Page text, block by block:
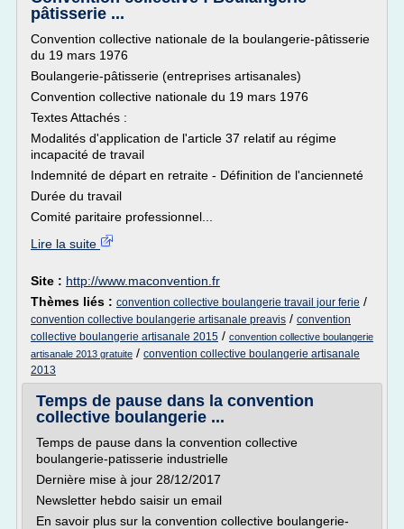
pâtisserie ...
Convention collective nationale de la boulangerie-pâtisserie
du 19 mars 1976
Boulangerie-pâtisserie (entreprises artisanales)
Convention collective nationale du 19 mars 1976
Textes Attachés :
Modalités d'application de l'article 37 relatif au régime
incapacité de travail
Indemnité de départ en retraite - Définition de l'ancienneté
Durée du travail
Comité paritaire professionnel...
Lire la suite
Site : http://www.maconvention.fr
Thèmes liés : convention collective boulangerie travail jour ferie /
convention collective boulangerie artisanale preavis / convention
collective boulangerie artisanale 2015 / convention collective boulangerie
artisanale 2013 gratuite / convention collective boulangerie artisanale
2013
Temps de pause dans la convention
collective boulangerie ...
Temps de pause dans la convention collective
boulangerie-patisserie industrielle
Dernière mise à jour 28/12/2017
Newsletter hebdo saisir un email
En savoir plus sur la convention collective boulangerie-